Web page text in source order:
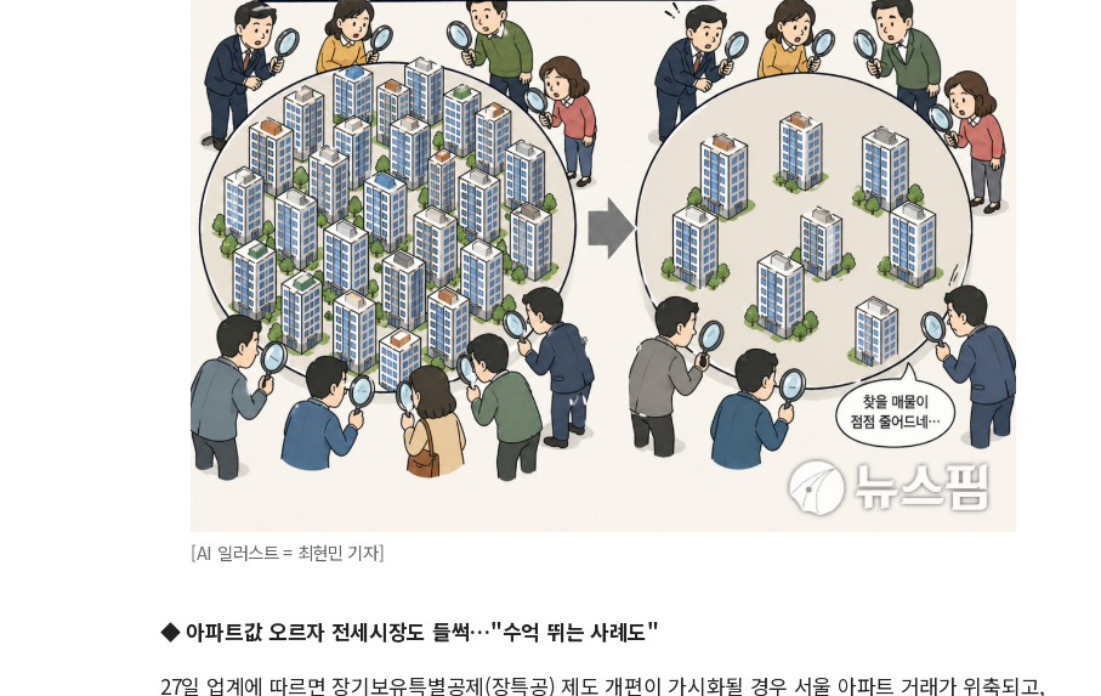
[AI 일러스트 = 최현민 기자]
◆ 아파트값 오르자 전세시장도 들썩…"수억 뛰는 사례도"
27일 업계에 따르면 장기보유특별공제(장특공) 제도 개편이 가시화될 경우 서울 아파트 거래가 위축되고,